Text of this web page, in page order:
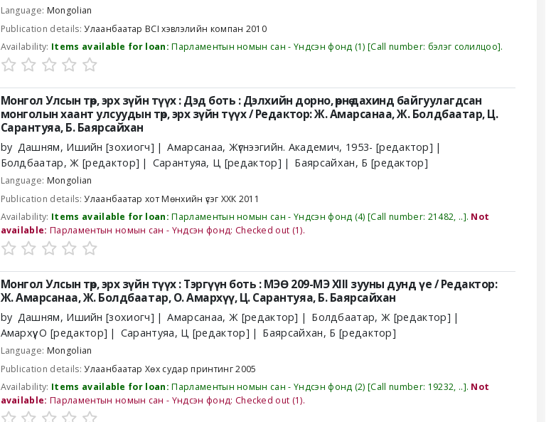
Language: Mongolian
Publication details:Улаанбаатар BCI хэвлэлийн компан 2010
Availability: Items available for loan:Парламентын номын сан - Үндсэн фонд (1) Call number: бэлэг солилцоо .
Монгол Улсын төр, эрх зүйн түүх :Дэд боть : Дэлхийн дорно, өрнө дахинд байгуулагдсан
монголын хаант улсуудын төр, эрх зүйн түүх /Редактор: Ж. Амарсанаа, Ж. Болдбаатар, Ц.
Сарантуяа, Б. Баярсайхан
by Дашням, Ишийн [зохиогч] Амарсанаа, Жүгнээгийн. Академич, 1953- [редактор]
Болдбаатар, Ж [редактор] Сарантуяа, Ц [редактор] Баярсайхан, Б [редактор]
Language: Mongolian
Publication details:Улаанбаатар хотМөнхийн үсэг ХХК 2011
Availability: Items available for loan:Парламентын номын сан - Үндсэн фонд (4) Call number: 21482, .. . Not
available:Парламентын номын сан - Үндсэн фонд: Checked out (1).
Монгол Улсын төр, эрх зүйн түүх : Тэргүүн боть : МЭӨ 209-МЭ ХIII зууны дунд үе /Редактор:
Ж. Амарсанаа, Ж. Болдбаатар, О. Амархүү, Ц. Сарантуяа, Б. Баярсайхан
by Дашням, Ишийн [зохиогч] Амарсанаа, Ж [редактор] Болдбаатар, Ж [редактор]
Амархүү, О [редактор] Сарантуяа, Ц [редактор] Баярсайхан, Б [редактор]
Language: Mongolian
Publication details:Улаанбаатар Хөх судар принтинг2005
Availability: Items available for loan:Парламентын номын сан - Үндсэн фонд (2) Call number: 19232, .. . Not
available:Парламентын номын сан - Үндсэн фонд: Checked out (1).